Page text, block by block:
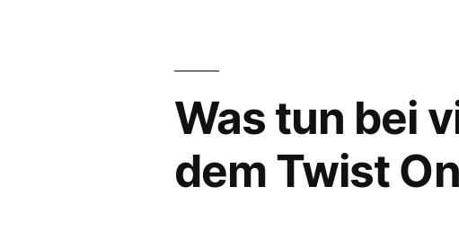
Was tun bei
dem Twist